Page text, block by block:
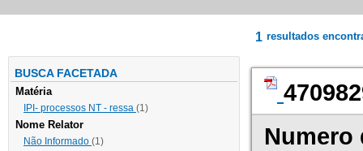
BUSCA FACETADA
Matéria
IPI- processos NT - ressa (1)
Nome Relator
Não Informado (1)
1 resultados
Numero